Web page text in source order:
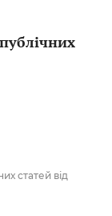
статей від